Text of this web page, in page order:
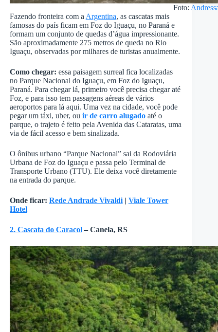
Foto:
Fazendo fronteira com a Argentina, as cascatas mais
famosas do país ficam em Foz do Iguaçu, no Paraná e
formam um conjunto de quedas d’água impressionante.
São aproximadamente 275 metros de queda no Rio
Iguaçu, observadas por milhares de turistas anualmente.
Como chegar: essa paisagem surreal fica localizadas
no Parque Nacional do Iguaçu, em Foz do Iguaçu,
Paraná. Para chegar lá, primeiro você precisa chegar até
Foz, e para isso tem passagens aéreas de vários
aeroportos para lá aqui. Uma vez na cidade, você pode
pegar um táxi, uber, ou ir de carro alugado até o
parque, o trajeto é feito pela Avenida das Cataratas, uma
via de fácil acesso e bem sinalizada.
O ônibus urbano “Parque Nacional” sai da Rodoviária
Urbana de Foz do Iguaçu e passa pelo Terminal de
Transporte Urbano (TTU). Ele deixa você diretamente
na entrada do parque.
Onde ficar: Rede Andrade Vivaldi | Viale Tower
Hotel
2. Cascata do Caracol– Canela, RS